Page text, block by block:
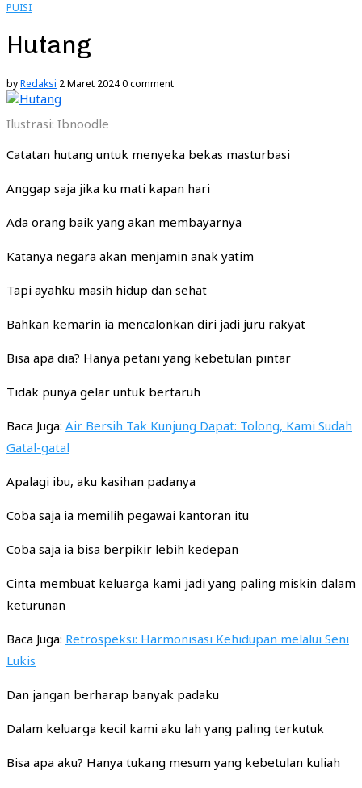
PUISI
Hutang
byRedaksi 2 Maret 20240 comment
Ilustrasi: Ibnoodle
Catatan hutang untuk menyeka bekas masturbasi
Anggap saja jika ku mati kapan hari
Ada orang baik yang akan membayarnya
Katanya negara akan menjamin anak yatim
Tapi ayahku masih hidup dan sehat
Bahkan kemarin ia mencalonkan diri jadi juru rakyat
Bisa apa dia? Hanya petani yang kebetulan pintar
Tidak punya gelar untuk bertaruh
Baca Juga: Air Bersih Tak Kunjung Dapat: Tolong, Kami Sudah
Gatal-gatal
Apalagi ibu, aku kasihan padanya
Coba saja ia memilih pegawai kantoran itu
Coba saja ia bisa berpikir lebih kedepan
Cinta membuat keluarga kami jadi yang paling miskin dalam
keturunan
Baca Juga: Retrospeksi: Harmonisasi Kehidupan melalui Seni
Lukis
Dan jangan berharap banyak padaku
Dalam keluarga kecil kami aku lah yang paling terkutuk
Bisa apa aku? Hanya tukang mesum yang kebetulan kuliah